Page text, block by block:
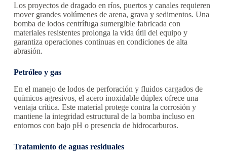
Los proyectos de dragado en ríos, puertos y canales requieren
mover grandes volúmenes de arena, grava y sedimentos. Una
bomba de lodos centrífuga sumergible fabricada con
materiales resistentes prolonga la vida útil del equipo y
garantiza operaciones continuas en condiciones de alta
abrasión.
Petróleo y gas
En el manejo de lodos de perforación y fluidos cargados de
químicos agresivos, el acero inoxidable dúplex ofrece una
ventaja crítica. Este material protege contra la corrosión y
mantiene la integridad estructural de la bomba incluso en
entornos con bajo pH o presencia de hidrocarburos.
Tratamiento de aguas residuales